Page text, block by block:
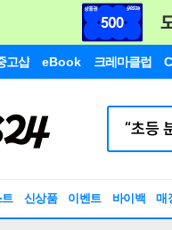
고샵 eBook 크레마클럽
신상품 이벤트 바이백 매